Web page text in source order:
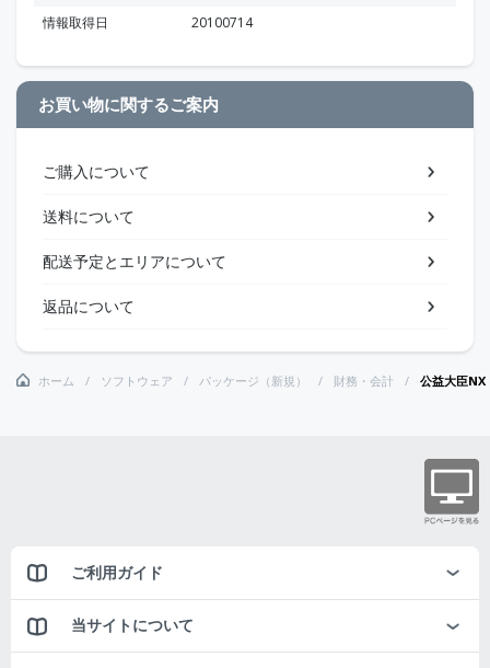
情報取得日 20100714
お買い物に関するご案内
ご購入について
送料について
配送予定とエリアについて
返品について
ホーム ソフトウェア パッケージ（新規） 財務・会計 公益大臣NX
ご利用ガイド
当サイトについて